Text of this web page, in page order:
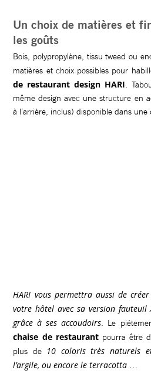
Un choix de matières et
les goûts
Bois, polypropylène, tissu tweed ou
matières et choix possibles pour
de restaurant design HARI.
même design avec une structure en
à l’arrière, inclus) disponible dans une
HARI vous permettra aussi de
votre hôtel avec sa version
grâce à ses accoudoirs. Le
chaise de restaurantpourra être
plus de 10 coloris très naturels
l’argile, ou encore le terracotta …